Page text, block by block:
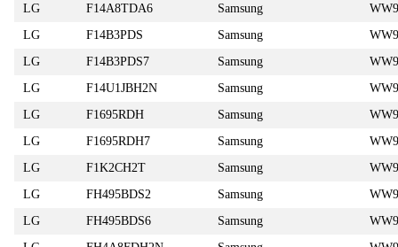
LG
F14A8TDA6 Samsung
LG
F14B3PDS Samsung
LG
F14B3PDS7 Samsung
LG
F14U1JBH2N Samsung
LG
F1695RDH Samsung
LG
F1695RDH7 Samsung
LG
F1K2CH2T Samsung
LG
FH495BDS2 Samsung
LG
FH495BDS6 Samsung